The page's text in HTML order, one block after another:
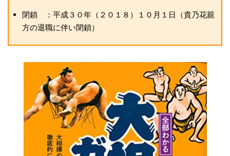
閉鎖 ：平成３０年（２０１８）１０月１日（貴乃花親
方の退職に伴い閉鎖）